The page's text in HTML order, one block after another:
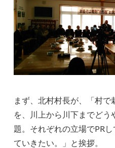
まず、北村村長が、「村
を、川上から川下までどう
題。それぞれの立場でPR
ていきたい。」と挨拶。